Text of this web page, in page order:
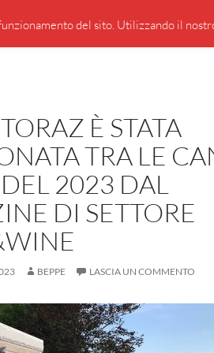
PRESENTAZIONE DI
È STATA
TRA LE
2023 DAL
DI SETTORE
BEPPE LASCIA UN COMMENTO
del sito. Utilizzando il